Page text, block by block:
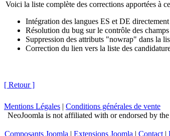
Voici la liste complète des corrections apportées à
Intégration des langues ES et DE
Résolution du bug sur le contrôle des
Suppression des attributs "nowrap" dans la
Correction du lien vers la liste des
[ Retour ]
Mentions Légales | Conditions générales de vente
NeoJoomla is not affiliated with or endorsed by
Composants Joomla | Extensions Joomla | Contact |